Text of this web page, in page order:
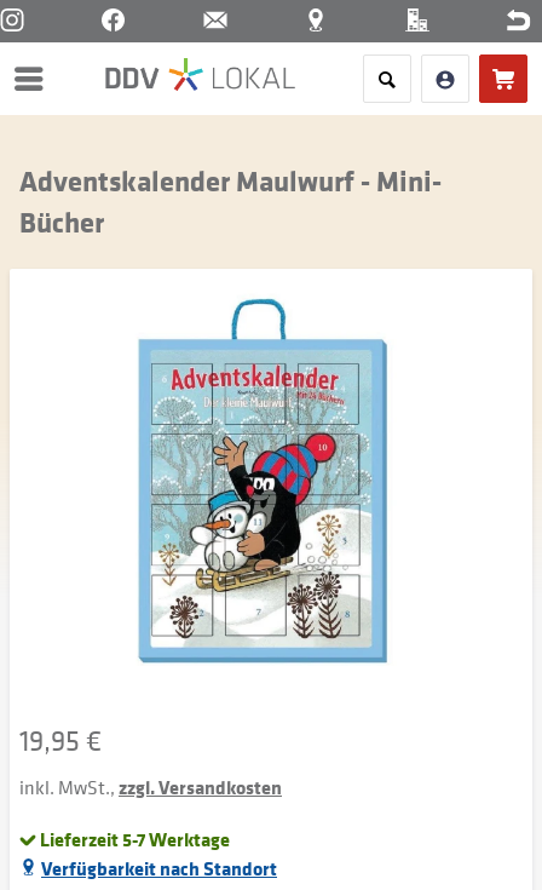
Menü
Adventskalender Maulwurf - Mini-
Bücher
19,95 €
inkl. MwSt.,zzgl. Versandkosten
Lieferzeit 5-7 Werktage
Verfügbarkeit nach Standort